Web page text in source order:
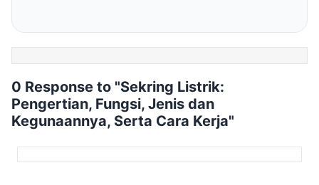
0 Response to "Sekring Listrik:
Pengertian, Fungsi, Jenis dan
Kegunaannya, Serta Cara Kerja"